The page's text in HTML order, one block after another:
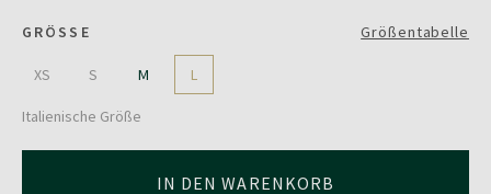
GRÖSSE Größentabelle
XS S M L
Italienische Größe
IN DEN WARENKORB